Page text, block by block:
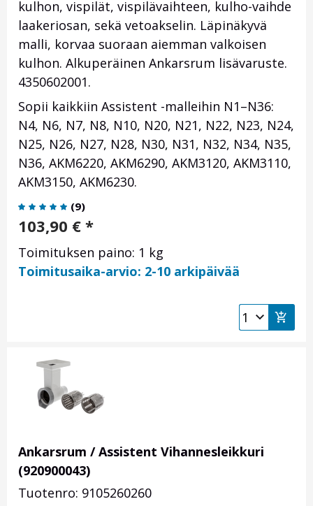
kulhon, vispilät, vispilävaihteen, kulho-vaihde
laakeriosan, sekä vetoakselin. Läpinäkyvä
malli, korvaa suoraan aiemman valkoisen
kulhon. Alkuperäinen Ankarsrum lisävaruste.
4350602001.
Sopii kaikkiin Assistent -malleihin N1–N36:
N4, N6, N7, N8, N10, N20, N21, N22, N23, N24,
N25, N26, N27, N28, N30, N31, N32, N34, N35,
N36, AKM6220, AKM6290, AKM3120, AKM3110,
AKM3150, AKM6230.
(9)
103,90 € *
Toimituksen paino: 1 kg
Toimitusaika-arvio: 2-10 arkipäivää
Ankarsrum / Assistent Vihannesleikkuri
(920900043)
Tuotenro: 9105260260